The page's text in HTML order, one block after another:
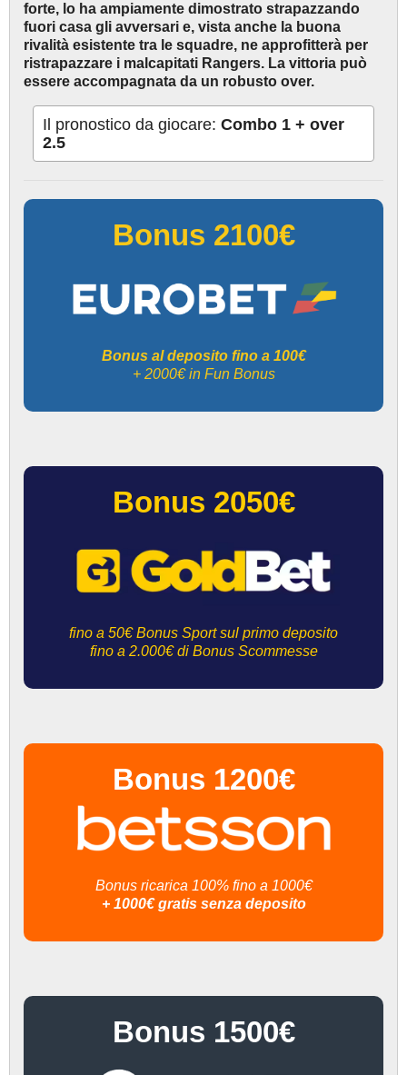
forte, lo ha ampiamente dimostrato strapazzando
fuori casa gli avversari e, vista anche la buona
rivalità esistente tra le squadre, ne approfitterà per
ristrapazzare i malcapitati Rangers. La vittoria può
essere accompagnata da un robusto over.
Il pronostico da giocare: Combo 1 + over
2.5
Bonus 2100€
Bonus al deposito fino a 100€
+ 2000€ in Fun Bonus
Bonus 2050€
fino a 50€ Bonus Sport sul primo deposito
fino a 2.000€ di Bonus Scommesse
Bonus 1200€
Bonus ricarica 100% fino a 1000€
+ 1000€ gratis senza deposito
Bonus 1500€